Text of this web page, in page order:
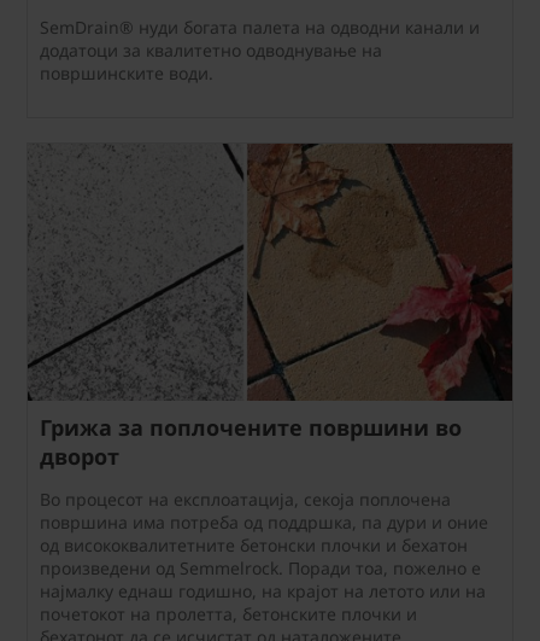
SemDrain® нуди богата палета на одводни канали и
додатоци за квалитетно одводнување на
површинските води.
Грижа за поплочените површини во
дворот
Во процесот на експлоатација, секоја поплочена
површина има потреба од поддршка, па дури и оние
од висококвалитетните бетонски плочки и бехатон
произведени од Semmelrock. Поради тоа, пожелно е
најмалку еднаш годишно, на крајот на летото или на
почетокот на пролетта, бетонските плочки и
бехатонот да се исчистат од наталожените